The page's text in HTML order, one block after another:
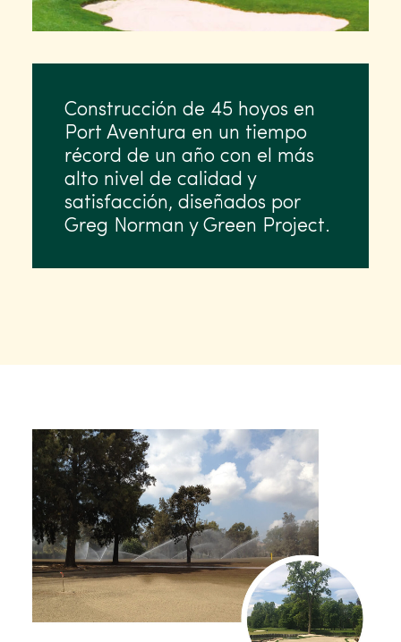
Construcción de 45 hoyos en
Port Aventura en un tiempo
récord de un año con el más
alto nivel de calidad y
satisfacción, diseñados por
Greg Norman y Green Project.